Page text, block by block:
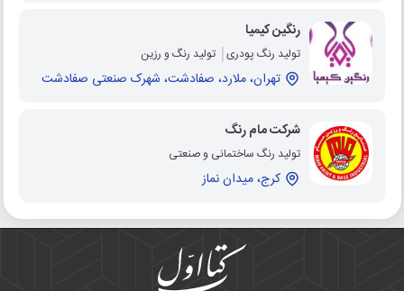
رنگین کیمیا
تولید رنگ پودری تولید رنگ و رزین
تهران، ملارد، صفادشت، شهرک صنعتی صفادشت
شرکت مام رنگ
تولید رنگ ساختمانی و صنعتی
کرج، میدان نماز